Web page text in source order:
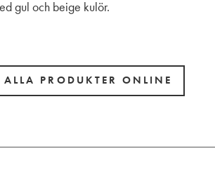
gul och beige kulör.
ALLA PRODUKTER ONLINE